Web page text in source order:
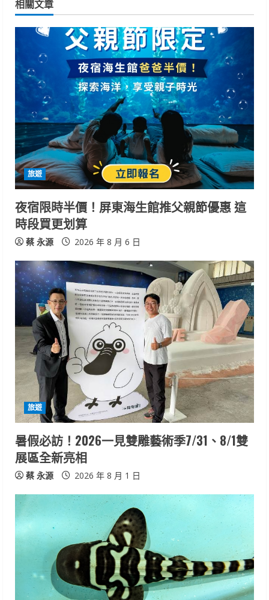
u
R
e
a
d
i
n
g
相關文章
旅遊
夜宿限時半價！屏東海生館推父親節優惠 這
時段買更划算
蔡 永源 2026 年 8 月 6 日
旅遊
暑假必訪！2026一見雙雕藝術季7/31、8/1雙
展區全新亮相
蔡 永源 2026 年 8 月 1 日